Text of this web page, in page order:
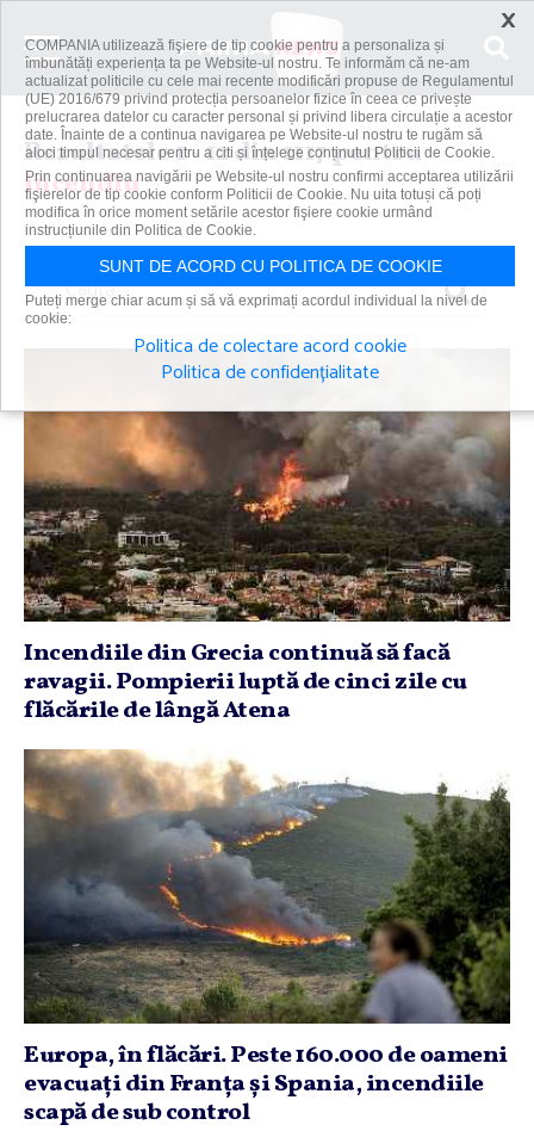
Rezultatele 1 - 12 din 1117 pentru
incendiu
Caută
Incendiile din Grecia continuă să facă
ravagii. Pompierii luptă de cinci zile cu
flăcările de lângă Atena
Europa, în flăcări. Peste 160.000 de oameni
evacuaţi din Franţa şi Spania, incendiile
scapă de sub control
×
COMPANIA utilizează fişiere de tip cookie pentru a personaliza și
îmbunătăți experiența ta pe Website-ul nostru. Te informăm că ne-am
actualizat politicile cu cele mai recente modificări propuse de Regulamentul
(UE) 2016/679 privind protecția persoanelor fizice în ceea ce privește
prelucrarea datelor cu caracter personal și privind libera circulație a acestor
date. Înainte de a continua navigarea pe Website-ul nostru te rugăm să
aloci timpul necesar pentru a citi și înțelege conținutul Politicii de Cookie.
Prin continuarea navigării pe Website-ul nostru confirmi acceptarea utilizării
fişierelor de tip cookie conform Politicii de Cookie. Nu uita totuși că poți
modifica în orice moment setările acestor fişiere cookie urmând
instrucțiunile din Politica de Cookie.
SUNT DE ACORD CU POLITICA DE COOKIE
Puteți merge chiar acum și să vă exprimați acordul individual la nivel de
cookie:
Politica de colectare acord cookie
Politica de confidențialitate